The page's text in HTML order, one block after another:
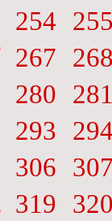
254
267
280
293
306
319